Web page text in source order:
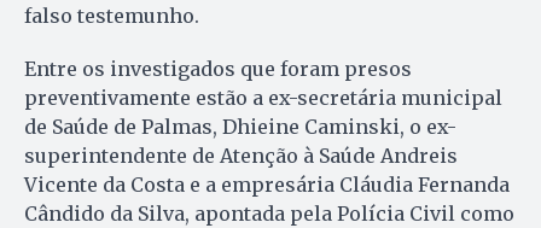
falso testemunho.
Entre os investigados que foram presos
preventivamente estão a ex-secretária municipal
de Saúde de Palmas, Dhieine Caminski, o ex-
superintendente de Atenção à Saúde Andreis
Vicente da Costa e a empresária Cláudia Fernanda
Cândido da Silva, apontada pela Polícia Civil como